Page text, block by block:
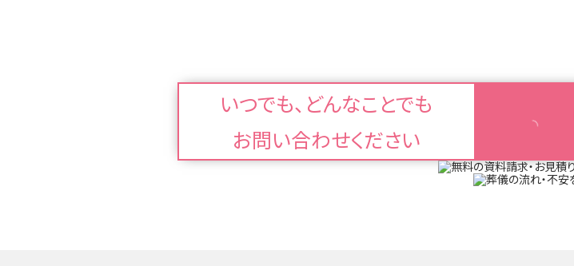
いつでも、どんなことでも
お問い合わせください